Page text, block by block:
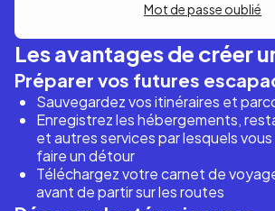
Mot de passe oublié
Les avantages de créer
Préparer vos futures
Sauvegardez vos itinéraires et
Enregistrez les hébergements,
et autres services par lesquels
faire un détour
Téléchargez votre carnet de
avant de partir sur les routes